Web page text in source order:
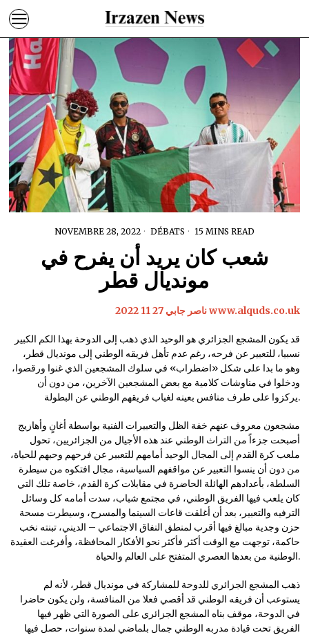
NOVEMBRE 28, 2022 DÉBATS 15 MINS READ
شعب كان يريد أن يفرح في
مونديال قطر
ناصر جابي 27 11 2022 www.alquds.co.uk
قد يكون المشجع الجزائري هو الوحيد الذي ذهب إلى الدوحة بهذا الكم الكبير
نسبيا، للتعبير عن فرحه، رغم عدم تأهل فريقه الوطني إلى مونديال قطر،
وهو ما بدا على شكل «اضطراب» في سلوك المشجعين الذي غنوا ورقصوا،
ودخلوا في مناوشات كلامية مع بعض المشجعين الآخرين، من دون أن
يركزوا على طرف منافس بعينه لغياب فريقهم الوطني عن البطولة.
مشجعون معروف عنهم خفة الظل والتعبيرات الفنية بواسطة أغانٍ وأهازيج
أصبحت جزءاً من التراث الوطني عند هذه الأجيال من الجزائريين، تحول
ملعب كرة القدم إلى المجال الوحيد أمامهم للتعبير عن فرحهم وحبهم للحياة،
من دون أن ينسوا التعبير عن مواقفهم السياسية، مجال افتكوه من سيطرة
السلطة، بأعدادهم الهائلة الحاضرة في مقابلات كرة القدم، خاصة تلك التي
كان يلعب فيها الفريق الوطني، في مجتمع شباب، سدت أمامه كل وسائل
الترفيه والتعبير، بعد أن أغلقت قاعات السينما والمسرح، وسيطرت مسحة
حزن وجدية مبالغ فيها أقرب لمنطق النفاق الاجتماعي – الديني، تبنته نخب
حاكمة، توجهت مع الوقت أكثر فأكثر نحو الأفكار المحافظة، وأفرغت العقيدة
الوطنية من بعدها العصري المتفتح على العالم والحياة.
ذهب المشجع الجزائري للدوحة للمشاركة في مونديال قطر، لأنه لم
يستوعب أن فريقه الوطني قد أقصي فعلا من المنافسة، ولن يكون حاضرا
في الدوحة، موقف بناه المشجع الجزائري على الصورة التي ظهر فيها
الفريق تحت قيادة مدربه الوطني جمال بلماضي لمدة سنوات، حصل فيها